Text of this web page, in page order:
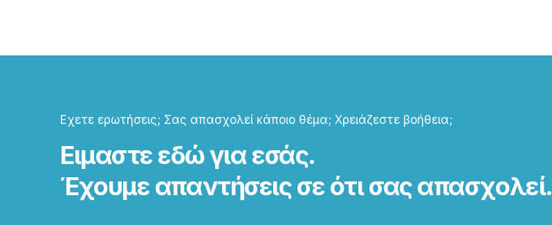
Εχετε ερωτήσεις; Σας απασχολεί κάποιο θέμα; Χρειάζεστε βοήθεια;
Ειμαστε εδώ για εσάς.
Έχουμε απαντήσεις σε ότι σας απασχολεί.